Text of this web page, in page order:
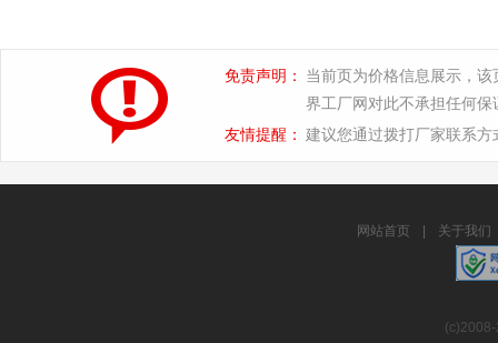
免责声明：
当前页为价格信息展示，
界工厂网对此不承担任何保
友情提醒： 建议您通过拨打厂家联系
网站首页 关于我们